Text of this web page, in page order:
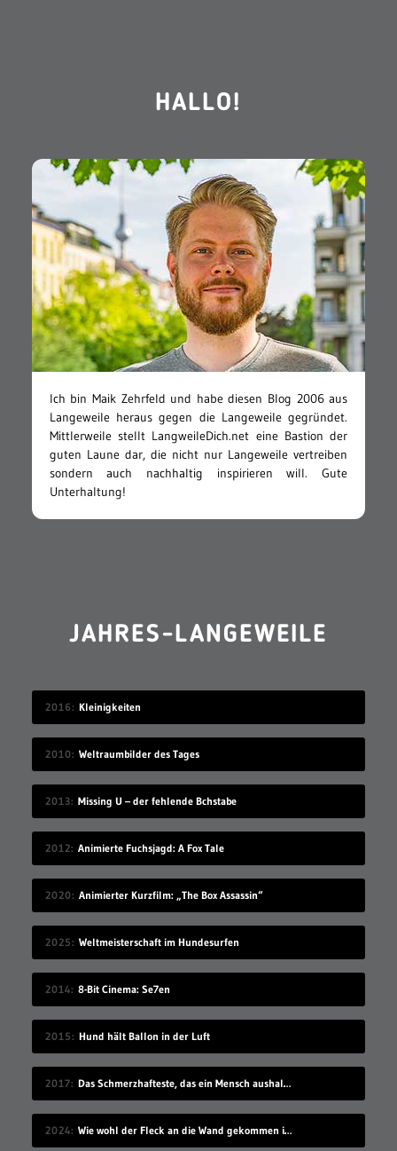
HALLO!
Ich bin Maik Zehrfeld und habe diesen Blog 2006 aus
Langeweile heraus gegen die Langeweile gegründet.
Mittlerweile stellt LangweileDich.net eine Bastion der
guten Laune dar, die nicht nur Langeweile vertreiben
sondern auch nachhaltig inspirieren will. Gute
Unterhaltung!
JAHRES-LANGEWEILE
2016 Kleinigkeiten
2010 Weltraumbilder des Tages
2013 Missing U – der fehlende Bchstabe
2012 Animierte Fuchsjagd: A Fox Tale
2020 Animierter Kurzfilm: „The Box Assassin“
2025 Weltmeisterschaft im Hundesurfen
2014 8-Bit Cinema: Se7en
2015 Hund hält Ballon in der Luft
2017 Das Schmerzhafteste, das ein Mensch aushalten kann
2024 Wie wohl der Fleck an die Wand gekommen ist?